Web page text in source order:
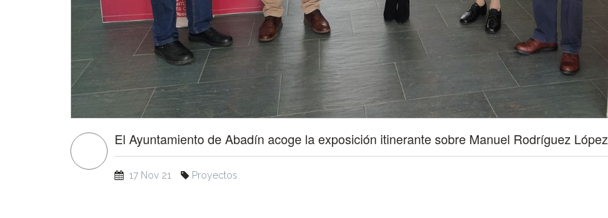
El Ayuntamiento de Abadín acoge la exposición itinerante sobre Manuel Rodríguez López
17 Nov 21 Proyectos